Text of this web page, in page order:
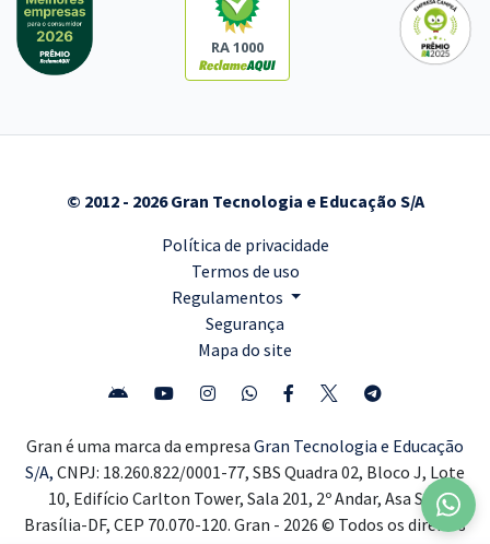
RA 1000
© 2012 - 2026 Gran Tecnologia e Educação S/A
Política de privacidade
Termos de uso
Regulamentos
Segurança
Mapa do site
Gran é uma marca da empresa Gran Tecnologia e Educação
S/A, CNPJ: 18.260.822/0001-77, SBS Quadra 02, Bloco J, Lote
10, Edifício Carlton Tower, Sala 201, 2º Andar, Asa Sul,
Brasília-DF, CEP 70.070-120. Gran - 2026 © Todos os direitos